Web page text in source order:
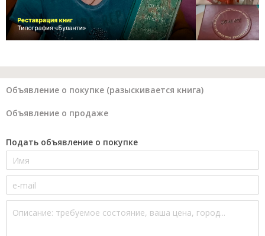
Объявление о покупке (разыскивается книга)
Объявление о продаже
Подать объявление о покупке